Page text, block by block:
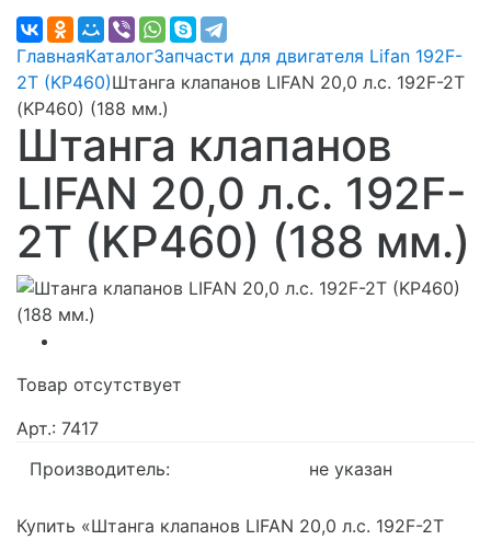
ГлавнаяКаталогЗапчасти для двигателя Lifan 192F-
2T (KP460)Штанга клапанов LIFAN 20,0 л.с. 192F-2T
(KP460) (188 мм.)
Штанга клапанов
LIFAN 20,0 л.с. 192F-
2T (KP460) (188 мм.)
Товар отсутствует
Арт.: 7417
Производитель:
не указан
Купить «Штанга клапанов LIFAN 20,0 л.с. 192F-2T